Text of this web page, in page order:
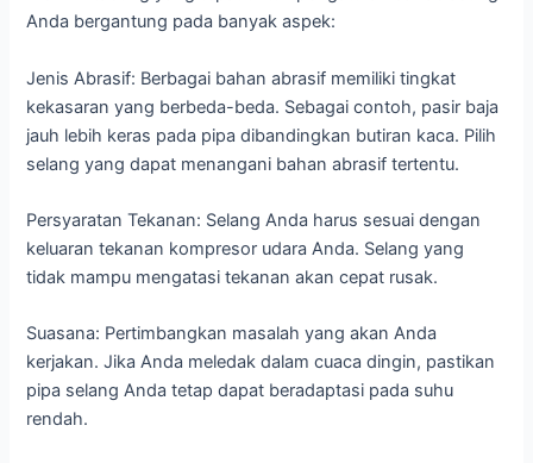
Anda bergantung pada banyak aspek:
Jenis Abrasif: Berbagai bahan abrasif memiliki tingkat
kekasaran yang berbeda-beda. Sebagai contoh, pasir baja
jauh lebih keras pada pipa dibandingkan butiran kaca. Pilih
selang yang dapat menangani bahan abrasif tertentu.
Persyaratan Tekanan: Selang Anda harus sesuai dengan
keluaran tekanan kompresor udara Anda. Selang yang
tidak mampu mengatasi tekanan akan cepat rusak.
Suasana: Pertimbangkan masalah yang akan Anda
kerjakan. Jika Anda meledak dalam cuaca dingin, pastikan
pipa selang Anda tetap dapat beradaptasi pada suhu
rendah.